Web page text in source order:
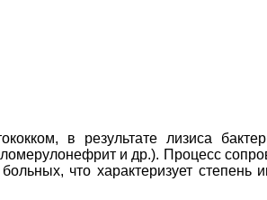
в результате лизиса
и др.). Процесс
что характеризует